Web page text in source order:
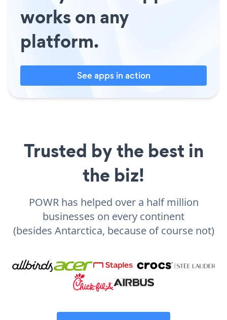
works on any
platform.
See apps in action
Trusted by the best in
the biz!
POWR has helped over a half million
businesses on every continent
(besides Antarctica, because of course not)